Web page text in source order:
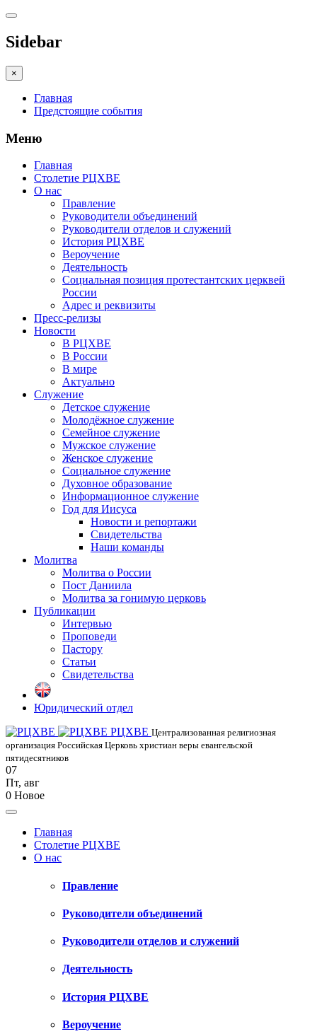
Sidebar
×
Главная
Предстоящие события
Меню
Главная
Столетие РЦХВЕ
О нас
Правление
Руководители объединений
Руководители отделов и служений
История РЦХВЕ
Вероучение
Деятельность
Социальная позиция протестантских церквей
России
Адрес и реквизиты
Пресс-релизы
Новости
В РЦХВЕ
В России
В мире
Актуально
Служение
Детское служение
Молодёжное служение
Семейное служение
Мужское служение
Женское служение
Социальное служение
Духовное образование
Информационное служение
Год для Иисуса
Новости и репортажи
Свидетельства
Наши команды
Молитва
Молитва о России
Пост Даниила
Молитва за гонимую церковь
Публикации
Интервью
Проповеди
Пастору
Статьи
Свидетельства
Юридический отдел
РЦХВЕ Централизованная религиозная
организация Российская Церковь христиан веры евангельской
пятидесятников
07
Пт, авг
0 Новое
Главная
Столетие РЦХВЕ
О нас
Правление
Руководители объединений
Руководители отделов и служений
Деятельность
История РЦХВЕ
Вероучение